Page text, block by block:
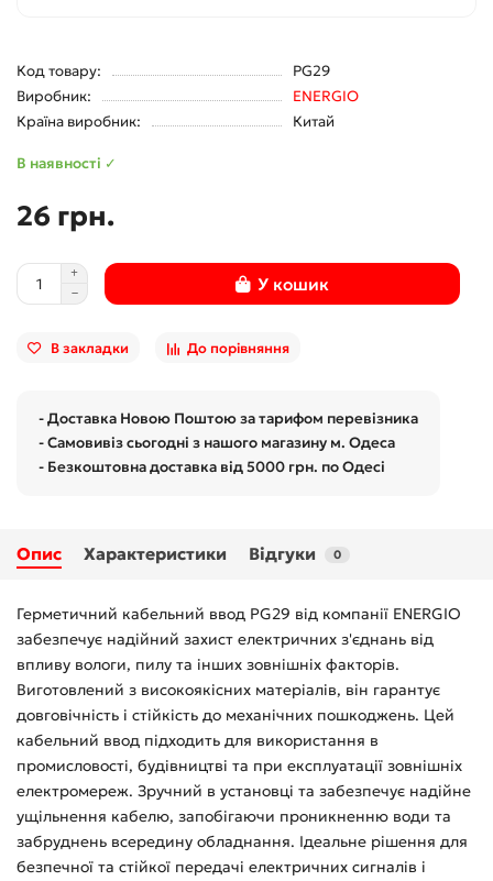
Код товару:
PG29
Виробник:
ENERGIO
Країна виробник:
Китай
В наявності ✓
26 грн.
У кошик
В закладки До порівняння
- Доставка Новою Поштою за тарифом перевізника
- Самовивіз сьогодні з нашого магазину м. Одеса
- Безкоштовна доставка від 5000 грн. по Одесі
Опис Характеристики Відгуки 0
Герметичний кабельний ввод PG29 від компанії ENERGIO
забезпечує надійний захист електричних з'єднань від
впливу вологи, пилу та інших зовнішніх факторів.
Виготовлений з високоякісних матеріалів, він гарантує
довговічність і стійкість до механічних пошкоджень. Цей
кабельний ввод підходить для використання в
промисловості, будівництві та при експлуатації зовнішніх
електромереж. Зручний в установці та забезпечує надійне
ущільнення кабелю, запобігаючи проникненню води та
забруднень всередину обладнання. Ідеальне рішення для
безпечної та стійкої передачі електричних сигналів і